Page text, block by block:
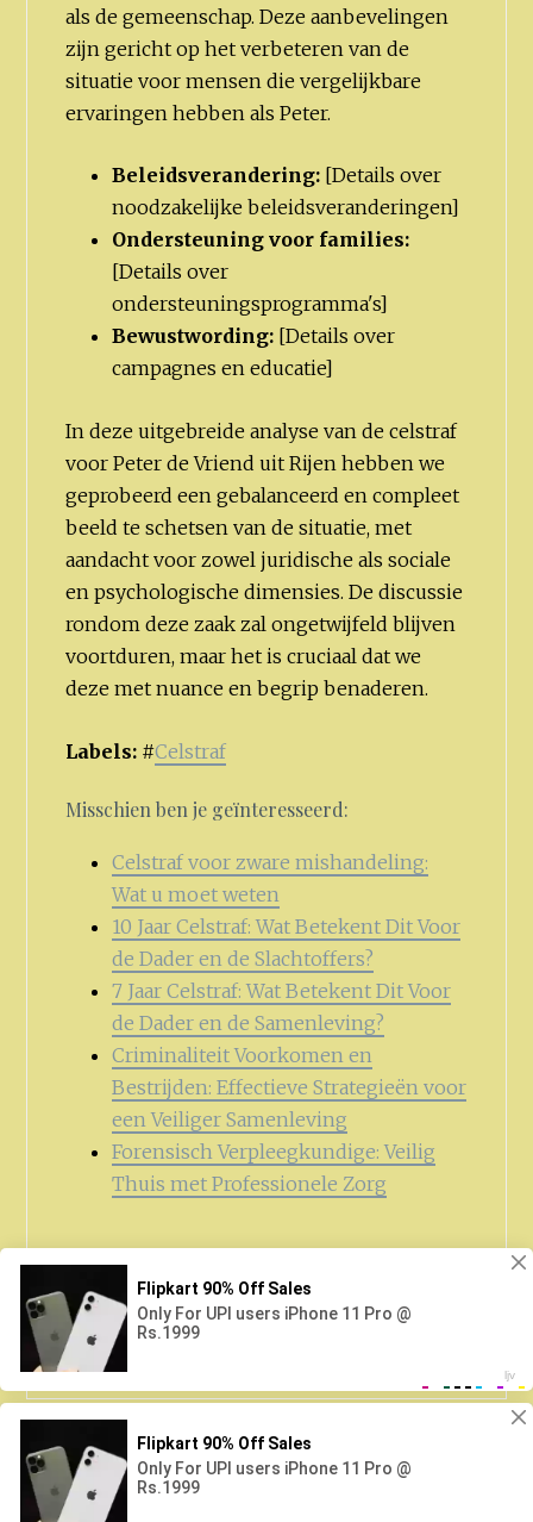
als de gemeenschap. Deze aanbevelingen
zijn gericht op het verbeteren van de
situatie voor mensen die vergelijkbare
ervaringen hebben als Peter.
Beleidsverandering:[Details over
noodzakelijke beleidsveranderingen]
Ondersteuning voor families:
[Details over
ondersteuningsprogramma's]
Bewustwording:[Details over
campagnes en educatie]
In deze uitgebreide analyse van de celstraf
voor Peter de Vriend uit Rijen hebben we
geprobeerd een gebalanceerd en compleet
beeld te schetsen van de situatie, met
aandacht voor zowel juridische als sociale
en psychologische dimensies. De discussie
rondom deze zaak zal ongetwijfeld blijven
voortduren, maar het is cruciaal dat we
deze met nuance en begrip benaderen.
Labels: #Celstraf
Misschien ben je geïnteresseerd:
Celstraf voor zware mishandeling:
Wat u moet weten
10 Jaar Celstraf: Wat Betekent Dit Voor
de Dader en de Slachtoffers?
7 Jaar Celstraf: Wat Betekent Dit Voor
de Dader en de Samenleving?
Criminaliteit Voorkomen en
Bestrijden: Effectieve Strategieën voor
een Veiliger Samenleving
Forensisch Verpleegkundige: Veilig
Thuis met Professionele Zorg
Zoeken
naar: